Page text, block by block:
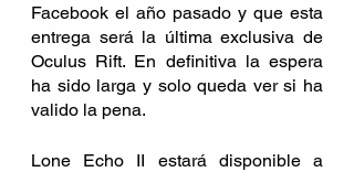
Facebook el año pasado y que esta
entrega será la última exclusiva de
Oculus Rift. En definitiva la espera
ha sido larga y solo queda ver si ha
valido la pena.
Lone Echo II estará disponible a